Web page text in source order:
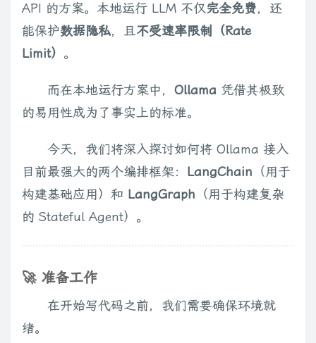
API 的方案。本地运行 LLM 不仅完全免费，还
能保护数据隐私，且不受速率限制（Rate
Limit） 。
而在本地运行方案中， Ollama 凭借其极致
的易用性成为了事实上的标准。
今天，我们将深入探讨如何将 Ollama 接入
目前最强大的两个编排框架： LangChain （用于
构建基础应用）和 LangGraph （用于构建复杂
的 Stateful Agent）。
🚀 准备工作
在开始写代码之前，我们需要确保环境就
绪。